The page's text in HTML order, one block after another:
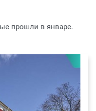
прошли в январе.